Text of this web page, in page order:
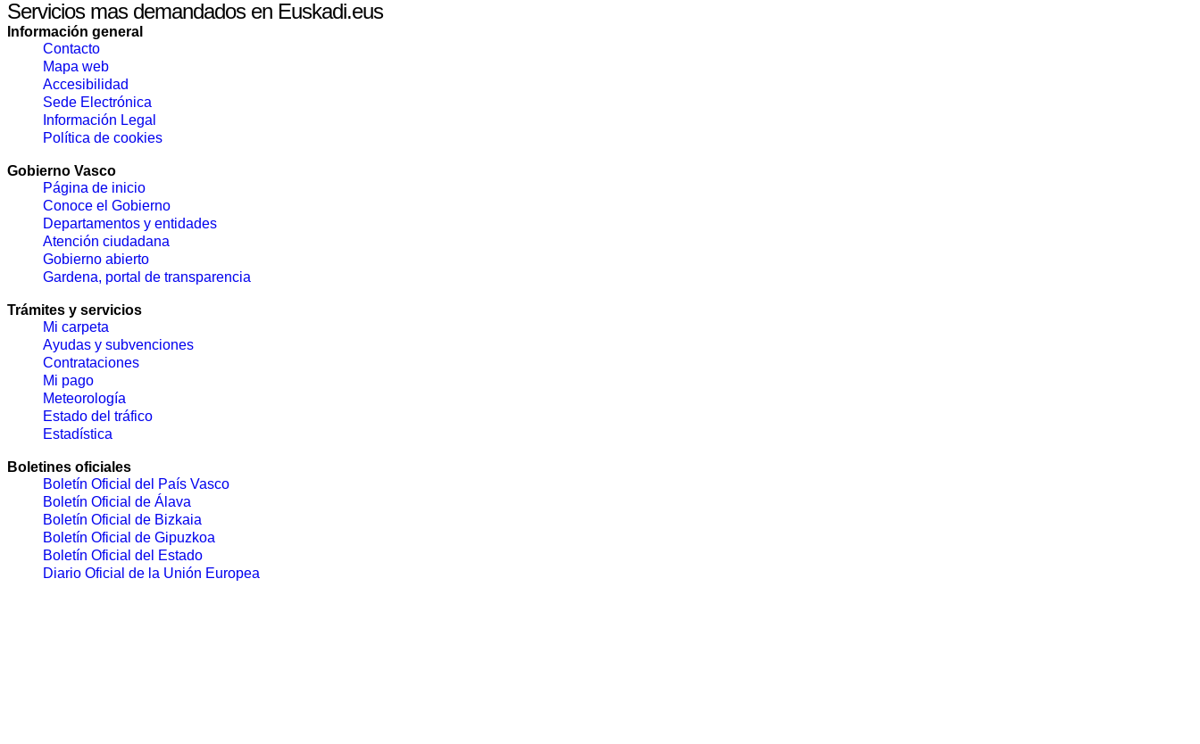
Servicios mas demandados en Euskadi.eus
Información general
Contacto
Mapa web
Accesibilidad
Sede Electrónica
Información Legal
Política de cookies
Gobierno Vasco
Página de inicio
Conoce el Gobierno
Departamentos y entidades
Atención ciudadana
Gobierno abierto
Gardena, portal de transparencia
Trámites y servicios
Mi carpeta
Ayudas y subvenciones
Contrataciones
Mi pago
Meteorología
Estado del tráfico
Estadística
Boletines oficiales
Boletín Oficial del País Vasco
Boletín Oficial de Álava
Boletín Oficial de Bizkaia
Boletín Oficial de Gipuzkoa
Boletín Oficial del Estado
Diario Oficial de la Unión Europea